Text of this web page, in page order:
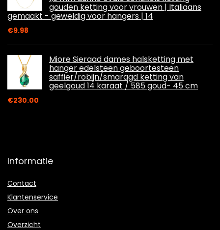
gouden ketting voor vrouwen | Italiaans
gemaakt - geweldig voor hangers | 14
€9.98
Miore Sieraad dames halsketting met
hanger edelsteen geboortesteen
saffier/robijn/smaragd ketting van
geelgoud 14 karaat / 585 goud- 45 cm
€230.00
Informatie
Contact
Klantenservice
Over ons
Overzicht